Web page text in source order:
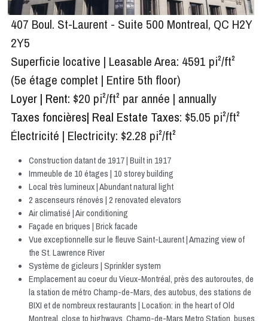
407 Boul. St-Laurent - Suite 500 Montreal, QC H2Y
2Y5
Superficie locative | Leasable Area: 4591 pi²/ft²
(5e étage complet | Entire 5th floor)
Loyer | Rent: $20 pi²/ft² par année | annually
Taxes foncières| Real Estate Taxes: $5.05 pi²/ft²
Électricité | Electricity: $2.28 pi²/ft²
Construction datant de 1917 | Built in 1917
Immeuble de 10 étages | 10 storey building
Local très lumineux | Abundant natural light
2 ascenseurs rénovés | 2 renovated elevators
Air climatisé | Air conditioning
Façade en briques | Brick facade
Vue exceptionnelle sur le fleuve Saint-Laurent | Amazing view of
the St. Lawrence River
Système de gicleurs | Sprinkler system
Emplacement au coeur du Vieux-Montréal, près des autoroutes, de
la station de métro Champ-de-Mars, des autobus, des stations de
BIXI et de nombreux restaurants | Location: in the heart of Old
Montreal, close to highways, Champ-de-Mars Metro Station, buses,